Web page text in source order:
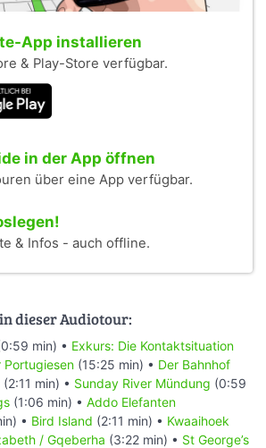
App installieren
& Play-Store verfügbar.
in der App öffnen
über eine App verfügbar.
& Infos - auch offline.
dieser Audiotour:
min) • Exkurs: Die Kontaktsituation
Portugiesen (15:25 min) • Der Bahnhof
(2:11 min) • Sunday River Mündung (0:59
(1:06 min) • Addo Elefanten
• Bird Island (2:11 min) • Kwaaihoek
/ Gqeberha (3:22 min) • St George’s